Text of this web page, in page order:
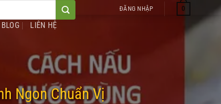
ĐĂNG NHẬP 0
BLOG LIÊN HỆ
Ngon Chuẩn Vị